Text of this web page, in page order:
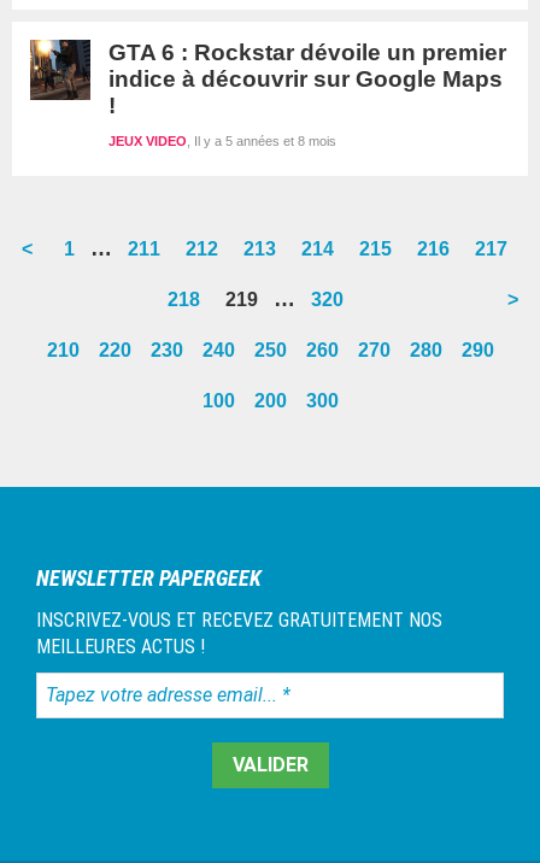
GTA‌ ‌6‌ ‌:‌ ‌Rockstar‌ ‌dévoile‌ ‌un‌ ‌premier‌
‌indice‌ ‌à‌ ‌découvrir‌ ‌sur‌ ‌Google‌ ‌Maps‌
‌!‌ ‌ ‌
Il y a 5 années et 8 mois
JEUX VIDEO
<
Go
1
Interim
omitted
…
Go
page
211
Go
page
212
Go
page
213
Go
page
214
Go
215
Go
216
Go
page
217
Go
page
218
Go
page
219
Interim
omitted
…
Go
page
320 >
210 220 230 240 250 260 270 280 290
100 200 300
latérale
NEWSLETTER PAPERGEEK
INSCRIVEZ-VOUS ET RECEVEZ GRATUITEMENT NOS
MEILLEURES ACTUS !
Tapez
votre